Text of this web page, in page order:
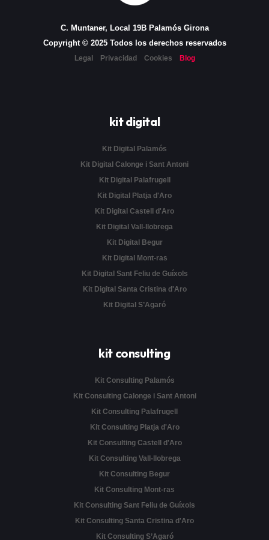
C. Muntaner, Local 19B Palamós Girona
Copyright © 2025 Todos los derechos reservados
Legal Privacidad Cookies Blog
kit digital
Kit Digital Palamós
Kit Digital Calonge i Sant Antoni
Kit Digital Palafrugell
Kit Digital Platja d'Aro
Kit Digital Castell d'Aro
Kit Digital Vall-llobrega
Kit Digital Begur
Kit Digital Mont-ras
Kit Digital Sant Feliu de Guíxols
Kit Digital Santa Cristina d'Aro
Kit Digital S’Agaró
kit consulting
Kit Consulting Palamós
Kit Consulting Calonge i Sant Antoni
Kit Consulting Palafrugell
Kit Consulting Platja d'Aro
Kit Consulting Castell d'Aro
Kit Consulting Vall-llobrega
Kit Consulting Begur
Kit Consulting Mont-ras
Kit Consulting Sant Feliu de Guíxols
Kit Consulting Santa Cristina d'Aro
Kit Consulting S’Agaró